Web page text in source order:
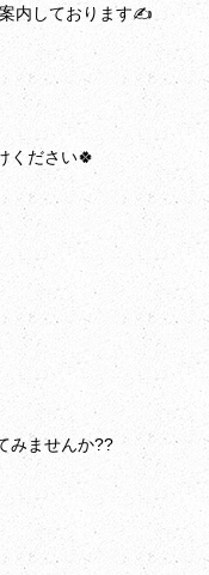
内しております✍️
ください🍀
みませんか??